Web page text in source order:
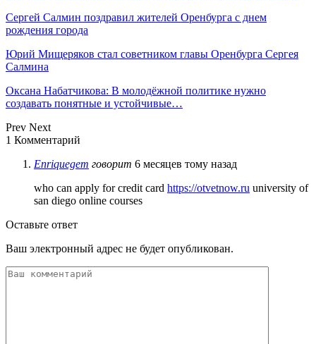
Сергей Салмин поздравил жителей Оренбурга с днем
рождения города
Юрий Мищеряков стал советником главы Оренбурга Сергея
Салмина
Оксана Набатчикова: В молодёжной политике нужно
создавать понятные и устойчивые…
Prev Next
1 Комментарий
Enriquegem говорит 6 месяцев тому назад
who can apply for credit card https://otvetnow.ru university of
san diego online courses
Оставьте ответ
Ваш электронный адрес не будет опубликован.